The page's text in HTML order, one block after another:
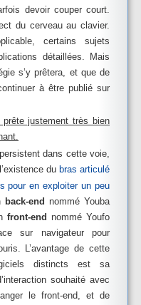
devoir couper court.
du cerveau au clavier.
certains sujets
détaillées. Mais
s’y prêtera, et que de
à être publié sur
justement très bien
dans cette voie,
du bras articulé
pour en exploiter un peu
back-end nommé Youba
front-end nommé Youfo
sur navigateur pour
L’avantage de cette
distincts est sa
souhaité avec
le front-end, et de